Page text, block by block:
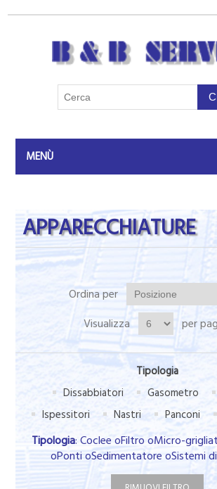
MENÙ
APPARECCHIATURE
Ordina per
Visualizza
per
Tipologia
Dissabbiatori
Gasometro
Ispessitori
Nastri Panconi
Tipologia: Coclee oFiltro oMicro-
oPonti oSedimentatore oSistemi